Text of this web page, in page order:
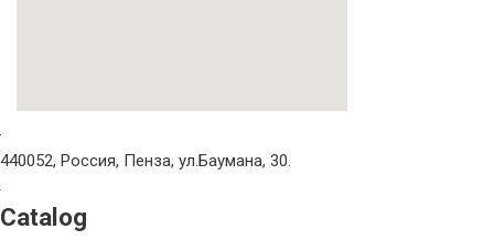
440052, Россия, Пенза, ул.Баумана, 30.
Catalog